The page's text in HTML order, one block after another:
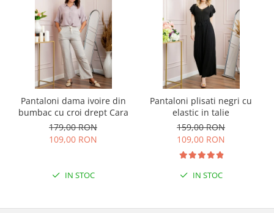
Pantaloni dama ivoire din
bumbac cu croi drept Cara
179,00 RON
109,00 RON
IN STOC
Pantaloni plisati negri cu
elastic in talie
159,00 RON
109,00 RON
IN STOC